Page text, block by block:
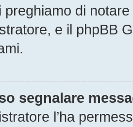
preghiamo di
e il phpBB
segnalare
l’ha